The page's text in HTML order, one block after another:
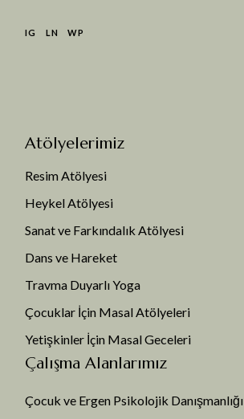
IG LN WP
Atölyelerimiz
Resim Atölyesi
Heykel Atölyesi
Sanat ve Farkındalık Atölyesi
Dans ve Hareket
Travma Duyarlı Yoga
Çocuklar İçin Masal Atölyeleri
Yetişkinler İçin Masal Geceleri
Çalışma Alanlarımız
Çocuk ve Ergen Psikolojik Danışmanlığı